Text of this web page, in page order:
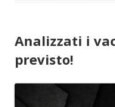
Analizzati i
previsto!